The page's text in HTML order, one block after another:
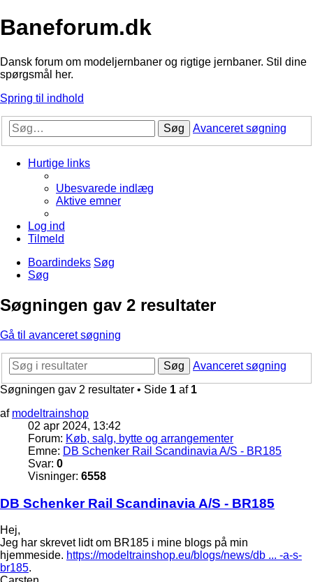
Baneforum.dk
Dansk forum om modeljernbaner og rigtige jernbaner. Stil dine
spørgsmål her.
Spring til indhold
Søg Avanceret søgning
Hurtige links
Ubesvarede indlæg
Aktive emner
Log ind
Tilmeld
Boardindeks Søg
Søg
Søgningen gav 2 resultater
Gå til avanceret søgning
Søg
Avanceret søgning
Søgningen gav 2 resultater • Side 1 af 1
af modeltrainshop
02 apr 2024, 13:42
Forum: Køb, salg, bytte og arrangementer
Emne: DB Schenker Rail Scandinavia A/S - BR185
Svar: 0
Visninger: 6558
DB Schenker Rail Scandinavia A/S - BR185
Hej,
Jeg har skrevet lidt om BR185 i mine blogs på min
hjemmeside. https://modeltrainshop.eu/blogs/news/db ... -a-s-
br185.